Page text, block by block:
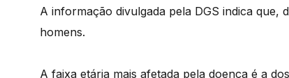
A informação divulgada pela DGS indica que,
homens.
A faixa etária mais afetada pela doença é a